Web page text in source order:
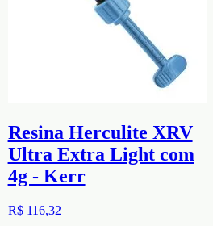
Resina Herculite XRV
Ultra Extra Light com
4g - Kerr
R$ 116,32